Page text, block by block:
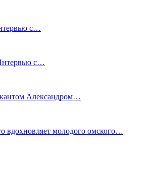
с…
с…
Александром…
вдохновляет молодого омского…